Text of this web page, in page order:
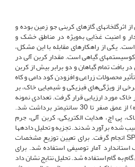
اثرگلخانه­ای گازهای کربنی جو زمین بوده و
و امنیت غذایی به‌ویژه در مناطق خشک و
یکی از راهکارهای مقابله با این مشکل،
گیاهی است. مقدار کربن آلی در
بافت تمام گیاهان و دو برابر بیش از کربن
محصولات زراعی و افزودن کود دامی و کاه
از ویژگی‌های ‌فیزیکی و شیمیایی خاک، بر
مورد ارزیابی قرار گرفت. تعدادی نمونه
خاک (در مجموع 308 نمونه) از عمق صفر تا 30 سانتی­متر برداشت شد.
پی اچ، هدایت الکتریکی، کربن آلی، جرم
شده برآورد شدند. تجزیه و تحلیل داده­ها
با استفاده از نرم افزار SPSS انجام گرفت. برای تعیین توزیع مشخصات
استاندارد آمار توصیفی استفاده شد. برای
به گام استفاده شد. تحلیل نتایج نشان داد